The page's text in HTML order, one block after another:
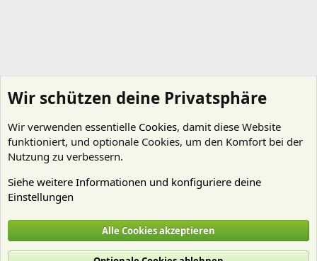
Cookies
Deutsch (Du)
Wir schützen deine Privatsphäre
Wir verwenden essentielle Cookies, damit diese Website
funktioniert, und optionale Cookies, um den Komfort bei der
Nutzung zu verbessern.
Siehe weitere Informationen und konfiguriere deine
Einstellungen
Alle Cookies akzeptieren